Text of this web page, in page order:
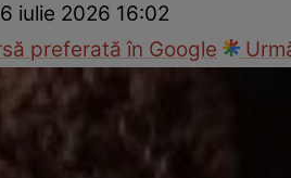
iulie 2026 16:02
preferată în Google